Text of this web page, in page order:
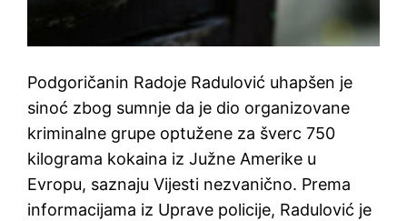
Podgoričanin Radoje Radulović uhapšen je
sinoć zbog sumnje da je dio organizovane
kriminalne grupe optužene za šverc 750
kilograma kokaina iz Južne Amerike u
Evropu, saznaju Vijesti nezvanično. Prema
informacijama iz Uprave policije, Radulović je